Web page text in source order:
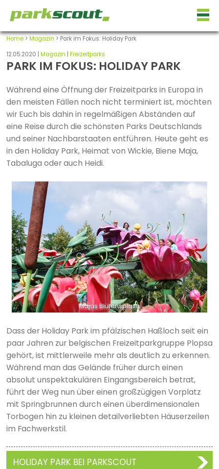
Home> Magazin > Park im Fokus: Holiday Park
12.05.2020 | Magazin Freizeitparks
PARK IM FOKUS: HOLIDAY PARK
Während eine Öffnung der Freizeitparks in Europa in
den meisten Fällen noch nicht terminiert ist, möchten
wir Euch bis dahin in regelmäßigen Abständen auf
eine Reise durch die schönsten Parks Deutschlands
und seiner Nachbarstaaten entführen. Heute geht es
in den Holiday Park, Heimat von Wickie, Biene Maja,
Tabaluga oder auch Heidi.
Majas Blütensplash
Dass der Holiday Park im pfälzischen Haßloch seit ein
paar Jahren zur belgischen Freizeitparkgruppe Plopsa
gehört, ist mittlerweile mehr als deutlich zu erkennen.
Während man das Gelände früher durch einen
absolut unspektakulären Eingangsbereich betrat,
führt der Weg nun über einen großzügigen Vorplatz
mit Springbrunnen durch einen überdimensionalen
Torbogen hin zu kleinen detailverliebten Häuserzeilen
im Fachwerkstil.
HOLIDAY PARK BEI PARKSCOUT